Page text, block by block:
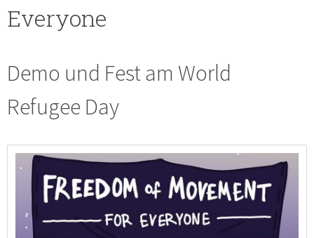
Everyone
Demo und Fest am World
Refugee Day